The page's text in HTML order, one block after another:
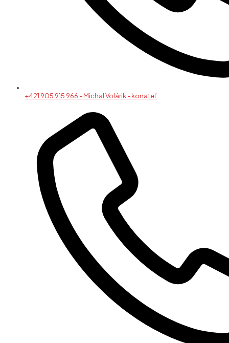
+421 905 915 966 - Michal Volárik - konateľ